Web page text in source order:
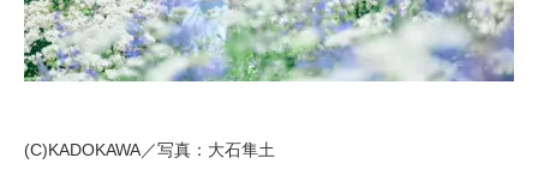
(C)KADOKAWA／写真：大石隼土